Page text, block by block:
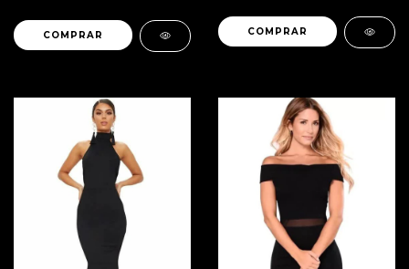
COMPRAR COMPRAR